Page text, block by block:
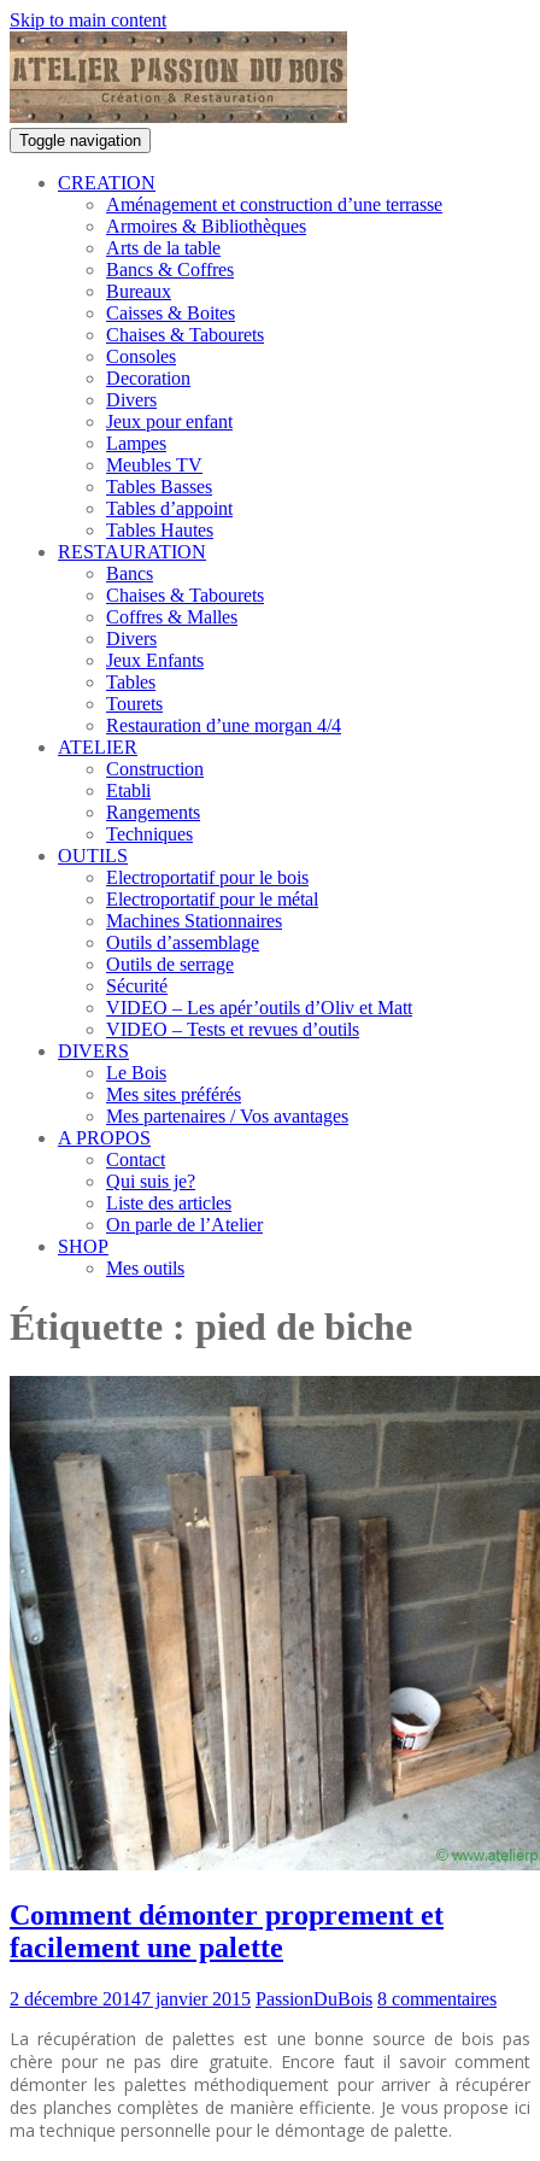
Skip to main content
Toggle navigation
CREATION
Aménagement et construction d’une terrasse
Armoires & Bibliothèques
Arts de la table
Bancs & Coffres
Bureaux
Caisses & Boites
Chaises & Tabourets
Consoles
Decoration
Divers
Jeux pour enfant
Lampes
Meubles TV
Tables Basses
Tables d’appoint
Tables Hautes
RESTAURATION
Bancs
Chaises & Tabourets
Coffres & Malles
Divers
Jeux Enfants
Tables
Tourets
Restauration d’une morgan 4/4
ATELIER
Construction
Etabli
Rangements
Techniques
OUTILS
Electroportatif pour le bois
Electroportatif pour le métal
Machines Stationnaires
Outils d’assemblage
Outils de serrage
Sécurité
VIDEO – Les apér’outils d’Oliv et Matt
VIDEO – Tests et revues d’outils
DIVERS
Le Bois
Mes sites préférés
Mes partenaires / Vos avantages
A PROPOS
Contact
Qui suis je?
Liste des articles
On parle de l’Atelier
SHOP
Mes outils
Étiquette : pied de biche
Comment démonter proprement et
facilement une palette
2 décembre 20147 janvier 2015 PassionDuBois 8 commentaires
La récupération de palettes est une bonne source de bois pas
chère pour ne pas dire gratuite. Encore faut il savoir comment
démonter les palettes méthodiquement pour arriver à récupérer
des planches complètes de manière efficiente. Je vous propose ici
ma technique personnelle pour le démontage de palette.